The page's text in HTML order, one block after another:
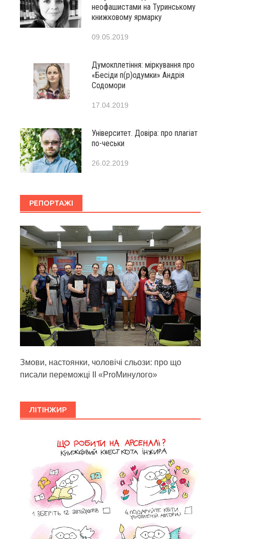
неофашистами на Туринському
книжковому ярмарку
09.05.2019
Думокплетіння: міркування про
«Бесіди п(р)одумки» Андрія
Содомори
17.04.2019
Університет. Довіра: про плагіат
по-чеськи
26.02.2019
РЕПОРТАЖІ
Змови, настоянки, чоловічі сльози: про що
писали переможці ІІ «ProМинулого»
ЛІТІНЖИР